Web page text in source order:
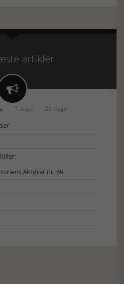
artikler

7 dage 28 dage
Aktører nr. 69